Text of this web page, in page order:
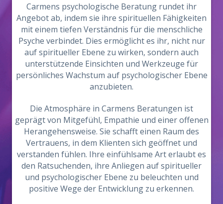
Carmens psychologische Beratung rundet ihr
Angebot ab, indem sie ihre spirituellen Fähigkeiten
mit einem tiefen Verständnis für die menschliche
Psyche verbindet. Dies ermöglicht es ihr, nicht nur
auf spiritueller Ebene zu wirken, sondern auch
unterstützende Einsichten und Werkzeuge für
persönliches Wachstum auf psychologischer Ebene
anzubieten.
Die Atmosphäre in Carmens Beratungen ist
geprägt von Mitgefühl, Empathie und einer offenen
Herangehensweise. Sie schafft einen Raum des
Vertrauens, in dem Klienten sich geöffnet und
verstanden fühlen. Ihre einfühlsame Art erlaubt es
den Ratsuchenden, ihre Anliegen auf spiritueller
und psychologischer Ebene zu beleuchten und
positive Wege der Entwicklung zu erkennen.